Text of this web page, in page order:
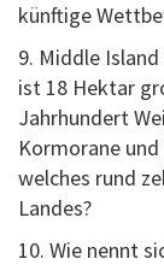
künftige
9. Middle
ist 18 Hektar
Jahrhundert
Kormorane
welches rund
Landes?
10. Wie nennt